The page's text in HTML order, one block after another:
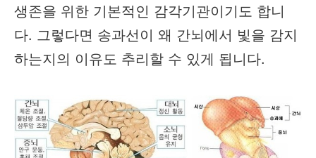
생존을 위한 기본적인 감각기관이기도 합니
다. 그렇다면 송과선이 왜 간뇌에서 빛을 감지
하는지의 이유도 추리할 수 있게 됩니다.